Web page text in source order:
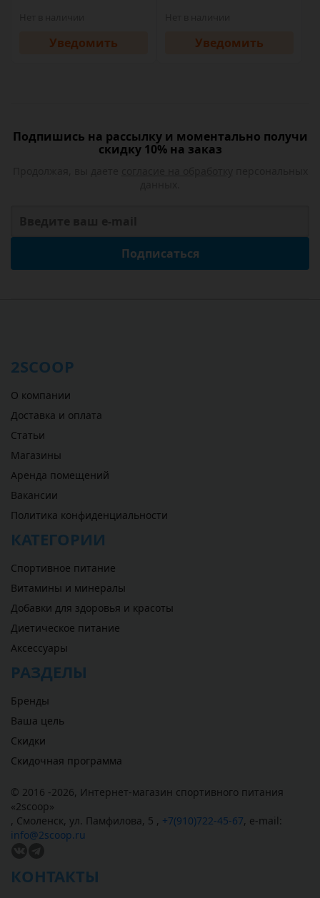
Уведомить Уведомить
Подпишись на рассылку и моментально получи
скидку 10% на заказ
Подписаться
2SCOOP
О компании
Доставка и оплата
Статьи
Магазины
Аренда помещений
Вакансии
Политика конфиденциальности
КАТЕГОРИИ
Спортивное питание
Витамины и минералы
Добавки для здоровья и красоты
Диетическое питание
Аксессуары
РАЗДЕЛЫ
Бренды
Ваша цель
Скидки
Скидочная программа
© 2016 -2026, Интернет-магазин спортивного питания
«2scoop»
, Смоленск, ул. Памфилова, 5 , +7(910)722-45-67, e-mail:
info@2scoop.ru
КОНТАКТЫ